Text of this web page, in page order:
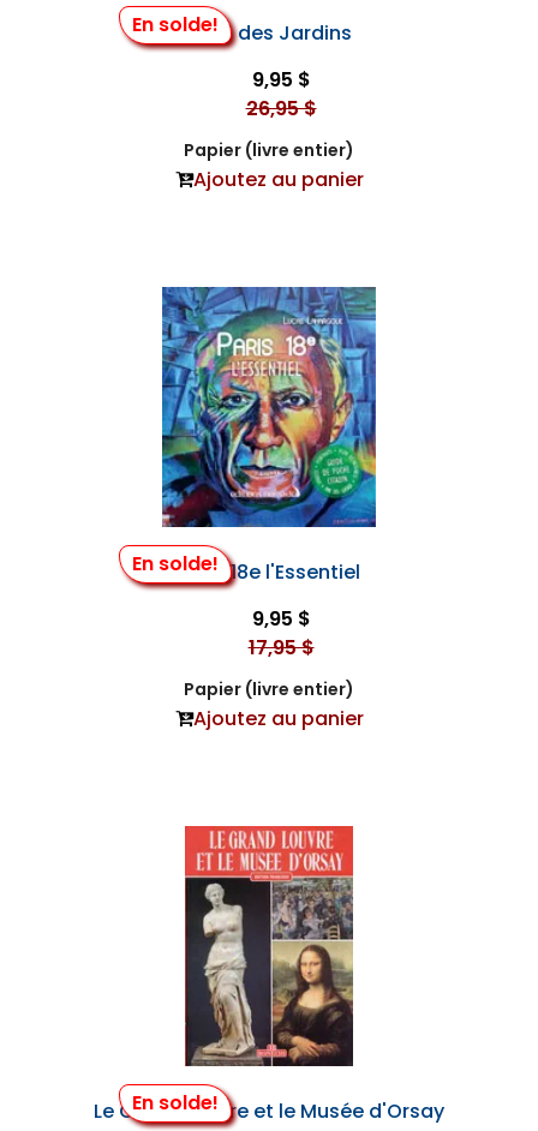
En solde!Paris des Jardins
9,95 $
26,95 $
Papier (livre entier)
Ajoutez au panier
En solde!Paris 18e l'Essentiel
9,95 $
17,95 $
Papier (livre entier)
Ajoutez au panier
En solde!
Le Grand Louvre et le Musée d'Orsay